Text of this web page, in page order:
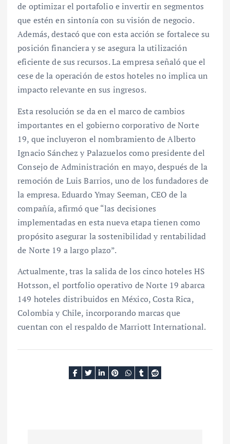
de optimizar el portafolio e invertir en segmentos
que estén en sintonía con su visión de negocio.
Además, destacó que con esta acción se fortalece su
posición financiera y se asegura la utilización
eficiente de sus recursos. La empresa señaló que el
cese de la operación de estos hoteles no implica un
impacto relevante en sus ingresos.
Esta resolución se da en el marco de cambios
importantes en el gobierno corporativo de Norte
19, que incluyeron el nombramiento de Alberto
Ignacio Sánchez y Palazuelos como presidente del
Consejo de Administración en mayo, después de la
remoción de Luis Barrios, uno de los fundadores de
la empresa. Eduardo Ymay Seeman, CEO de la
compañía, afirmó que “las decisiones
implementadas en esta nueva etapa tienen como
propósito asegurar la sostenibilidad y rentabilidad
de Norte 19 a largo plazo”.
Actualmente, tras la salida de los cinco hoteles HS
Hotsson, el portfolio operativo de Norte 19 abarca
149 hoteles distribuidos en México, Costa Rica,
Colombia y Chile, incorporando marcas que
cuentan con el respaldo de Marriott International.